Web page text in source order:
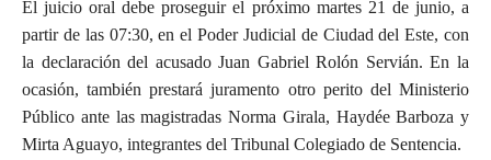
El juicio oral debe proseguir el próximo martes 21 de junio, a
partir de las 07:30, en el Poder Judicial de Ciudad del Este, con
la declaración del acusado Juan Gabriel Rolón Servián. En la
ocasión, también prestará juramento otro perito del Ministerio
Público ante las magistradas Norma Girala, Haydée Barboza y
Mirta Aguayo, integrantes del Tribunal Colegiado de Sentencia.